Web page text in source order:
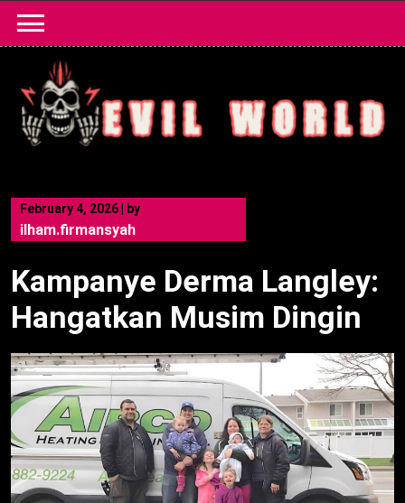
content
February 4, 2026 by
ilham.firmansyah
Kampanye Derma Langley:
Hangatkan Musim Dingin